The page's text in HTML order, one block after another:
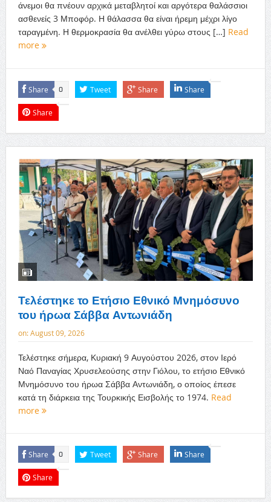
άνεμοι θα πνέουν αρχικά μεταβλητοί και αργότερα θαλάσσιοι
ασθενείς 3 Μποφόρ. Η θάλασσα θα είναι ήρεμη μέχρι λίγο
ταραγμένη. Η θερμοκρασία θα ανέλθει γύρω στους […] Read
more
Share 0 Tweet Share Share
Share
Τελέστηκε το Ετήσιο Εθνικό Μνημόσυνο
του ήρωα Σάββα Αντωνιάδη
on:August 09, 2026
Τελέστηκε σήμερα, Κυριακή 9 Αυγούστου 2026, στον Ιερό
Ναό Παναγίας Χρυσελεούσης στην Γιόλου, το ετήσιο Εθνικό
Μνημόσυνο του ήρωα Σάββα Αντωνιάδη, ο οποίος έπεσε
κατά τη διάρκεια της Τουρκικής Εισβολής το 1974. Read
more
Share 0 Tweet Share Share
Share